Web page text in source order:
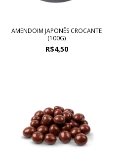
AMENDOIM JAPONÊS CROCANTE
(100G)
R$4,50